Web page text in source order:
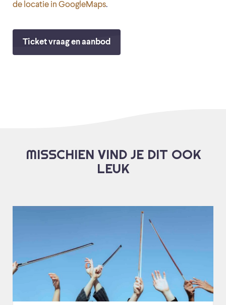
de locatie in GoogleMaps.
Ticket vraag en aanbod
MISSCHIEN VIND JE DIT OOK
LEUK